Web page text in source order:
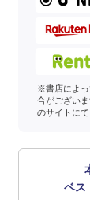
※書店によっ
合がござい
のサイトにて
ベス